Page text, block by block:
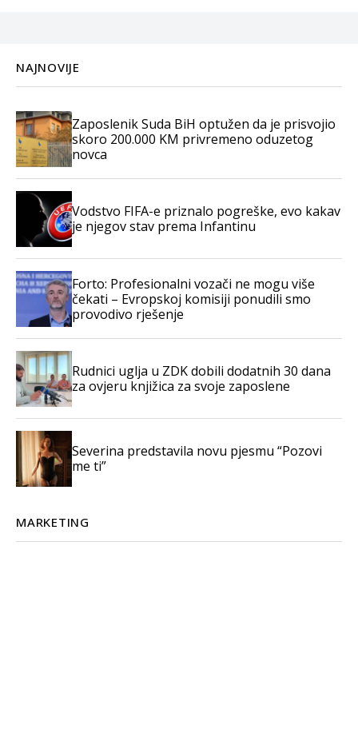
NAJNOVIJE
Zaposlenik Suda BiH optužen da je prisvojio
skoro 200.000 KM privremeno oduzetog
novca
Vodstvo FIFA-e priznalo pogreške, evo kakav
je njegov stav prema Infantinu
Forto: Profesionalni vozači ne mogu više
čekati – Evropskoj komisiji ponudili smo
provodivo rješenje
Rudnici uglja u ZDK dobili dodatnih 30 dana
za ovjeru knjižica za svoje zaposlene
Severina predstavila novu pjesmu “Pozovi
me ti”
MARKETING